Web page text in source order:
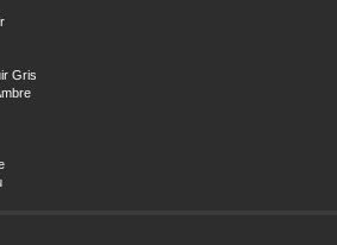
Gris